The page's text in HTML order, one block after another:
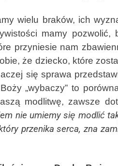
braków, ich
mamy
przyniesie nam
że dziecko, które
się sprawa
„wybaczy” to
modlitwę, zawsze
nie umiemy się modlić
przenika serca, zna